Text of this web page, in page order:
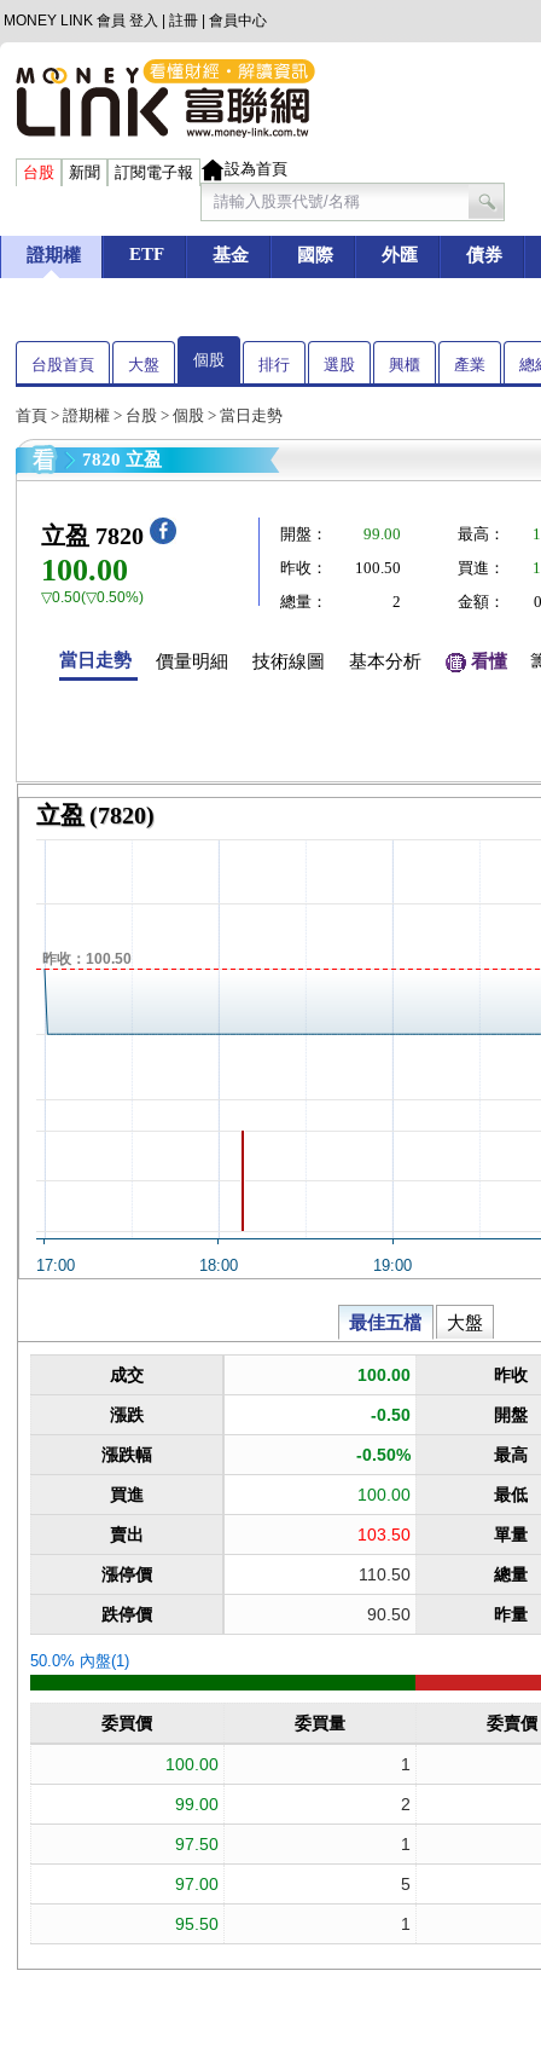
MONEY LINK 會員 登入 註冊 會員中心
台股 新聞 訂閱電子報 設為首頁
證期權 ETF 基金 國際 外匯 債券
台股首頁 大盤 個股 排行 選股 興櫃 產業 總
首頁 > 證期權 > 台股 > 個股 > 當日走勢
7820 立盈
立盈 7820
100.00
▽0.50(▽0.50%)
開盤： 99.00 最高：
昨收：
100.50 買進：
總量：
2 金額：
當日走勢 價量明細 技術線圖 基本分析 看懂